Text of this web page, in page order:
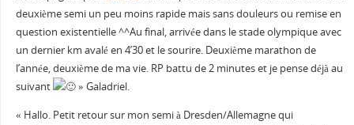
deuxième semi un peu moins rapide mais sans douleurs ou remise en
question existentielle ^^Au final, arrivée dans le stade olympique avec
un dernier km avalé en 4’30 et le sourire. Deuxième marathon de
l’année, deuxième de ma vie. RP battu de 2 minutes et je pense déjà au
suivant
» Galadriel.
« Hallo. Petit retour sur mon semi à Dresden/Allemagne qui